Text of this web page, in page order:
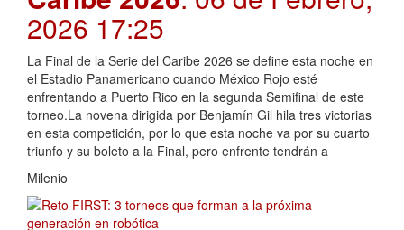
2026 17:25
La Final de la Serie del Caribe 2026 se define esta noche en
el Estadio Panamericano cuando México Rojo esté
enfrentando a Puerto Rico en la segunda Semifinal de este
torneo.La novena dirigida por Benjamín Gil hila tres victorias
en esta competición, por lo que esta noche va por su cuarto
triunfo y su boleto a la Final, pero enfrente tendrán a
Milenio